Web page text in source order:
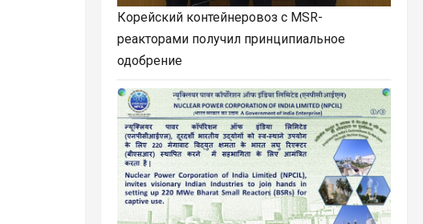
Корейский контейнеровоз с MSR-
реакторами получил принципиальное
одобрение